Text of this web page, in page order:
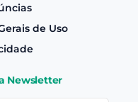
de Uso
Newsletter